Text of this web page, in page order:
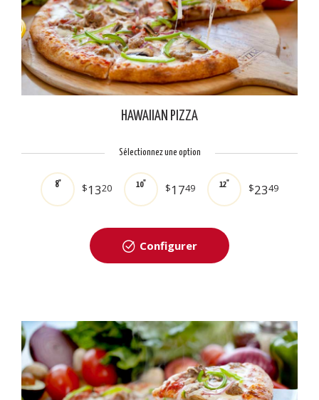
HAWAIIAN PIZZA
Sélectionnez une option
8" $1320 10" $1749 12" $2349
Configurer